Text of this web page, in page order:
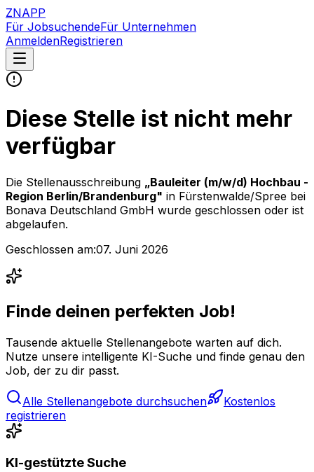
ZNAPP
Für JobsuchendeFür Unternehmen
AnmeldenRegistrieren
Diese Stelle ist nicht mehr
verfügbar
Die Stellenausschreibung „Bauleiter (m/w/d) Hochbau -
Region Berlin/Brandenburg" in Fürstenwalde/Spree bei
Bonava Deutschland GmbH wurde geschlossen oder ist
abgelaufen.
Geschlossen am:07. Juni 2026
Finde deinen perfekten Job!
Tausende aktuelle Stellenangebote warten auf dich.
Nutze unsere intelligente KI-Suche und finde genau den
Job, der zu dir passt.
Alle Stellenangebote durchsuchen
Kostenlos
registrieren
KI-gestützte Suche